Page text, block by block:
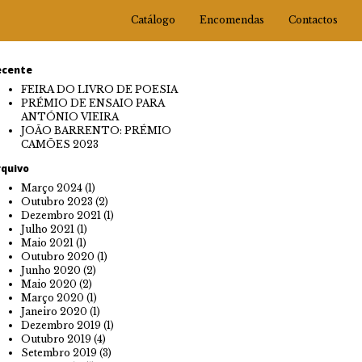
Catálogo Encomendas Contactos
FEIRA DO LIVRO DE POESIA
PRÉMIO DE ENSAIO PARA
ANTÓNIO VIEIRA
JOÃO BARRENTO: PRÉMIO
CAMÕES 2023
Março 2024 (1)
Outubro 2023 (2)
Dezembro 2021 (1)
Julho 2021 (1)
Maio 2021 (1)
Outubro 2020 (1)
Junho 2020 (2)
Maio 2020 (2)
Março 2020 (1)
Janeiro 2020 (1)
Dezembro 2019 (1)
Outubro 2019 (4)
Setembro 2019 (3)